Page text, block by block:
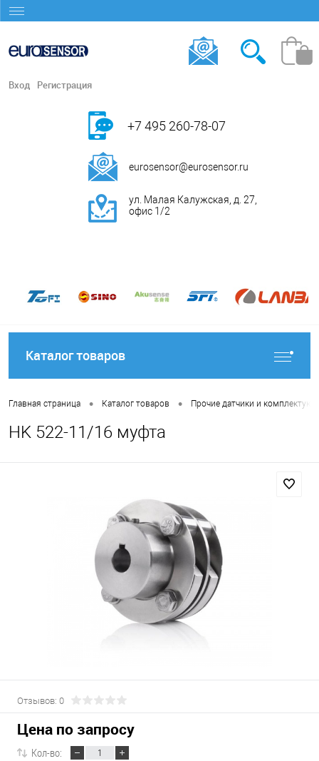
Вход Регистрация
+7 495 260-78-07
eurosensor@eurosensor.ru
ул. Малая Калужская, д. 27,
офис 1/2
Каталог товаров
Главная страница • Каталог товаров • Прочие датчики и
HK 522-11/16 муфта
Отзывов: 0
Цена по запросу
Кол-во: